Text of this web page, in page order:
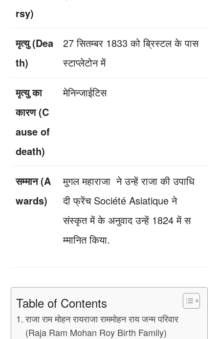
rsy)
मृत्यु (Dea
th)
27 सितम्बर 1833 को ब्रिस्टल के पास
स्टाप्लेटोन में
मृत्यु का
कारण (C
ause of
death)
मेनिन्जाईटिस
सम्मान (A
wards)
मुगल महाराजा ने उन्हें राजा की उपाधि
दी फ्रेंच Société Asiatique ने
संस्कृत में के अनुवाद उन्हें 1824 में स
म्मानित किया.
Table of Contents
राजा राम मोहन रायराजा राममोहन राय जन्म परिवार
(Raja Ram Mohan Roy Birth Family)